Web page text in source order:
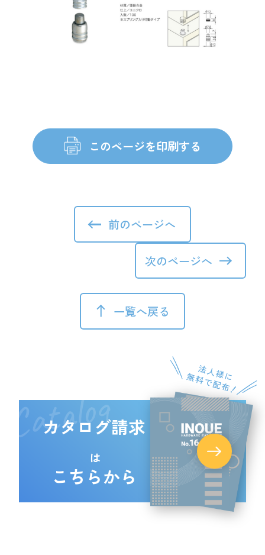
前のページへ
次のページへ
一覧へ戻る
Catalog
カタログ請求
は
こちらから